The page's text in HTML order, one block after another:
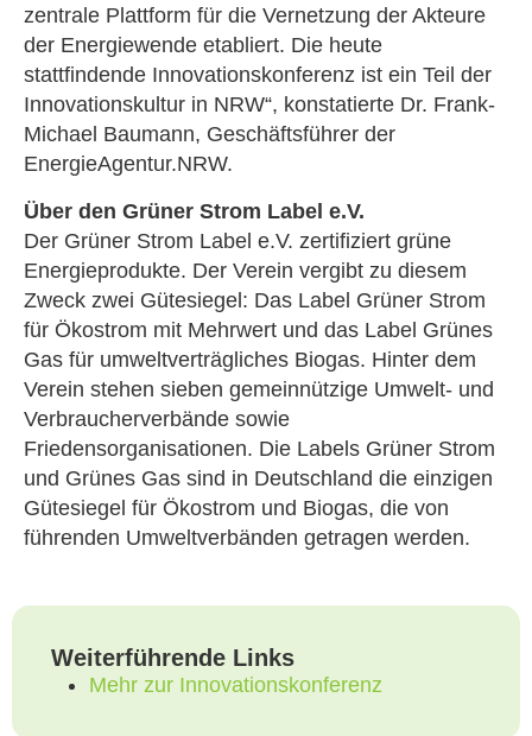
zentrale Plattform für die Vernetzung der Akteure
der Energiewende etabliert. Die heute
stattfindende Innovationskonferenz ist ein Teil der
Innovationskultur in NRW“, konstatierte Dr. Frank-
Michael Baumann, Geschäftsführer der
EnergieAgentur.NRW.
Über den Grüner Strom Label e.V.
Der Grüner Strom Label e.V. zertifiziert grüne
Energieprodukte. Der Verein vergibt zu diesem
Zweck zwei Gütesiegel: Das Label Grüner Strom
für Ökostrom mit Mehrwert und das Label Grünes
Gas für umweltverträgliches Biogas. Hinter dem
Verein stehen sieben gemeinnützige Umwelt- und
Verbraucherverbände sowie
Friedensorganisationen. Die Labels Grüner Strom
und Grünes Gas sind in Deutschland die einzigen
Gütesiegel für Ökostrom und Biogas, die von
führenden Umweltverbänden getragen werden.
Weiterführende Links
Mehr zur Innovationskonferenz